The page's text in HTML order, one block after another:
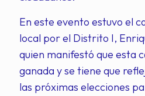
En este evento estuvo el
local por el Distrito I,
quien manifestó que esta
ganada y se tiene que
las próximas elecciones